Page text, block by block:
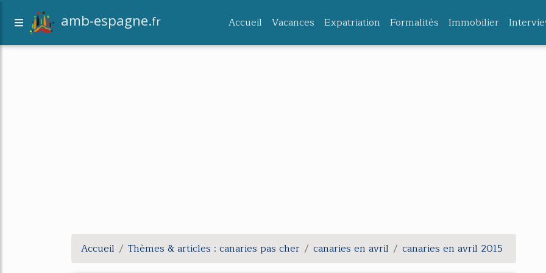
amb-espagne.fr Accueil Vacances Expatriation Formalités Immobilier
Accueil Thèmes & articles : canaries pas cher canaries en avril canaries en avril 2015